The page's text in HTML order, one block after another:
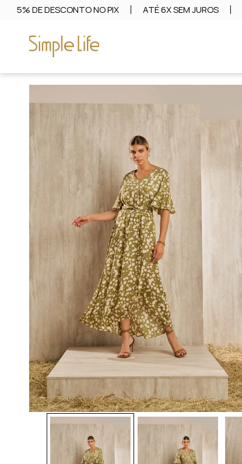
5% DE DESCONTO NO PIX ATÉ 6X SEM JUROS